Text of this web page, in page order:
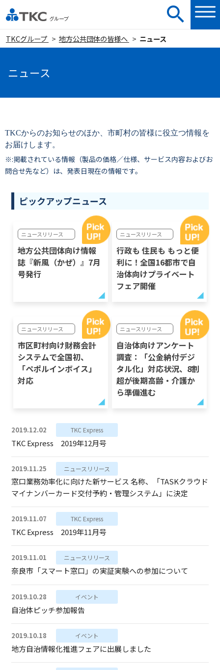
TKCグループ 地方公共団体の皆様へ ニュース
ニュース
TKCからのお知らせのほか、市町村の皆様に役立つ情報を
お届けします。
※:掲載されている情報（製品の価格／仕様、サービス内容およびお
問合せ先など）は、発表日現在の情報です。
ピックアップニュース
ニュースリリース
地方公共団体向け情報
誌『新風（かぜ）』7月
号発行
ニュースリリース
行政も 住民も もっと便
利に！全国16都市で自
治体向けプライベート
フェア開催
ニュースリリース
市区町村向け財務会計
システムで全国初、
「ペポルインボイス」
対応
ニュースリリース
自治体向けアンケート
調査：「公金納付デジ
タル化」対応状況、8割
超が後期高齢・介護か
ら準備進む
2019.12.02 TKC Express
TKC Express 2019年12月号
2019.11.25 ニュースリリース
窓口業務効率化に向けた新サービス 名称、「TASKクラウド
マイナンバーカード交付予約・管理システム」に決定
2019.11.07 TKC Express
TKC Express 2019年11月号
2019.11.01 ニュースリリース
奈良市「スマート窓口」の実証実験への参加について
2019.10.28 イベント
自治体ピッチ参加報告
2019.10.18 イベント
地方自治情報化推進フェアに出展しました